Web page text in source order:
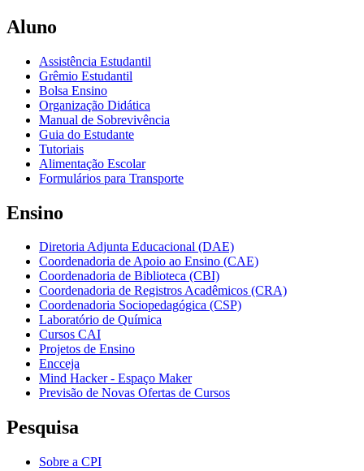
Aluno
Assistência Estudantil
Grêmio Estudantil
Bolsa Ensino
Organização Didática
Manual de Sobrevivência
Guia do Estudante
Tutoriais
Alimentação Escolar
Formulários para Transporte
Ensino
Diretoria Adjunta Educacional (DAE)
Coordenadoria de Apoio ao Ensino (CAE)
Coordenadoria de Biblioteca (CBI)
Coordenadoria de Registros Acadêmicos (CRA)
Coordenadoria Sociopedagógica (CSP)
Laboratório de Química
Cursos CAI
Projetos de Ensino
Encceja
Mind Hacker - Espaço Maker
Previsão de Novas Ofertas de Cursos
Pesquisa
Sobre a CPI